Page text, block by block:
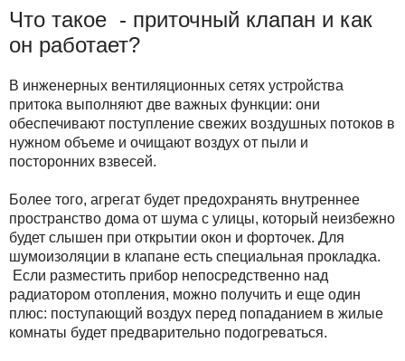
Что такое - приточный клапан и как
он работает?
В инженерных вентиляционных сетях устройства
притока выполняют две важных функции: они
обеспечивают поступление свежих воздушных потоков в
нужном объеме и очищают воздух от пыли и
посторонних взвесей.
Более того, агрегат будет предохранять внутреннее
пространство дома от шума с улицы, который неизбежно
будет слышен при открытии окон и форточек. Для
шумоизоляции в клапане есть специальная прокладка.
Если разместить прибор непосредственно над
радиатором отопления, можно получить и еще один
плюс: поступающий воздух перед попаданием в жилые
комнаты будет предварительно подогреваться.